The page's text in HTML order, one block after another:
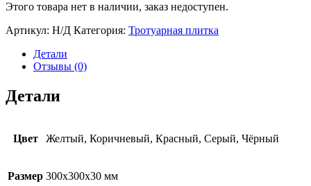
Этого товара нет в наличии, заказ недоступен.
Артикул: Н/Д Категория: Тротуарная плитка
Детали
Отзывы (0)
Детали
Цвет Желтый, Коричневый, Красный, Серый, Чёрный
Размер 300x300x30 мм